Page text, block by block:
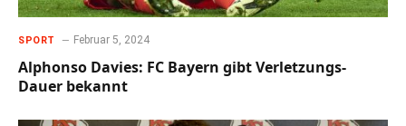
SPORT Februar 5, 2024
Alphonso Davies: FC Bayern gibt Verletzungs-
Dauer bekannt